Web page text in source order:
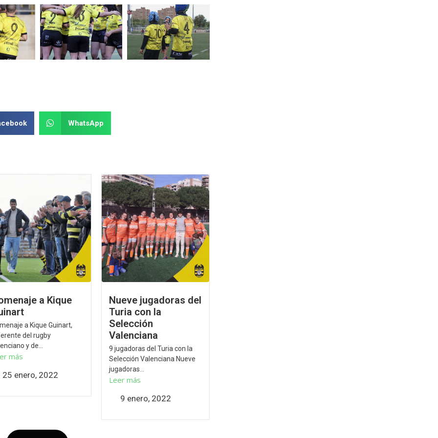
WhatsApp
a Kique
a Kique Guinart,
del rugby
y de...
más
25 enero, 2022
Nueve jugadoras del
Turia con la
Selección
Valenciana
9 jugadoras del Turia con la
Selección Valenciana Nueve
jugadoras...
Leer más
9 enero, 2022